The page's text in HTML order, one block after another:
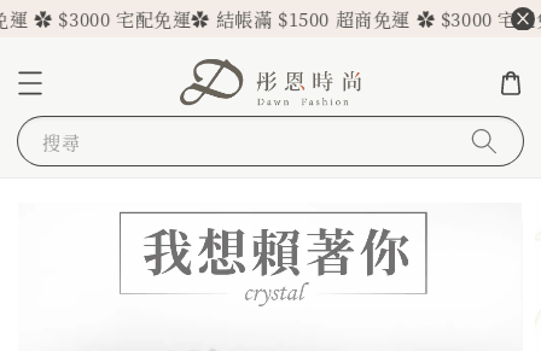
✿ $3000 宅配免運✿ 結帳滿 $1500 超商免運 ✿ $3000 宅配免
搜尋